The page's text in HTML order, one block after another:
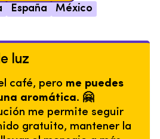
España México
luz
café, pero me puedes
aromática. 🤗
me permite seguir
gratuito, mantener la